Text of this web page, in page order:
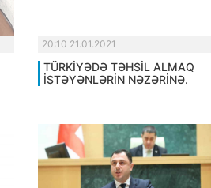
20:10 21.01.2021
TÜRKİYƏDƏ TƏHSİL ALMAQ
İSTƏYƏNLƏRİN NƏZƏRİNƏ.